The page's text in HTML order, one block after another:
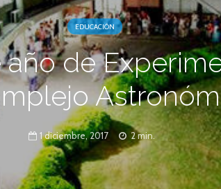
EDUCACIÓN
año de
1 diciembre, 2017 2 min.